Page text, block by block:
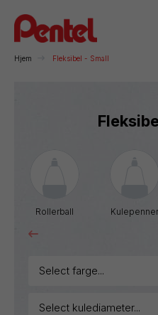
Hjem Fleksibel - Small
Rollerball Kulepenner
select farge...
select kulediameter...